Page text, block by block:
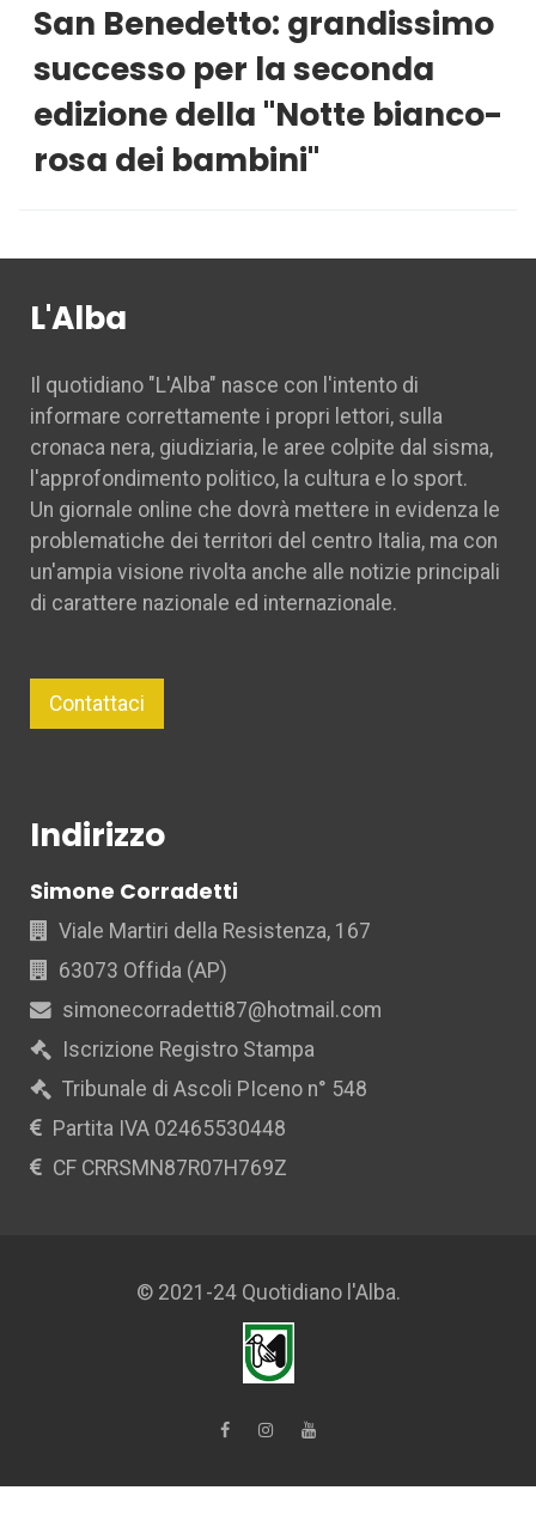
San Benedetto: grandissimo
successo per la seconda
edizione della ''Notte bianco-
rosa dei bambini''
L'Alba
Il quotidiano "L'Alba" nasce con l'intento di
informare correttamente i propri lettori, sulla
cronaca nera, giudiziaria, le aree colpite dal sisma,
l'approfondimento politico, la cultura e lo sport.
Un giornale online che dovrà mettere in evidenza le
problematiche dei territori del centro Italia, ma con
un'ampia visione rivolta anche alle notizie principali
di carattere nazionale ed internazionale.
Contattaci
Indirizzo
Simone Corradetti
Viale Martiri della Resistenza, 167
63073 Offida (AP)
simonecorradetti87@hotmail.com
Iscrizione Registro Stampa
Tribunale di Ascoli PIceno n° 548
Partita IVA 02465530448
CF CRRSMN87R07H769Z
© 2021-24 Quotidiano l'Alba.